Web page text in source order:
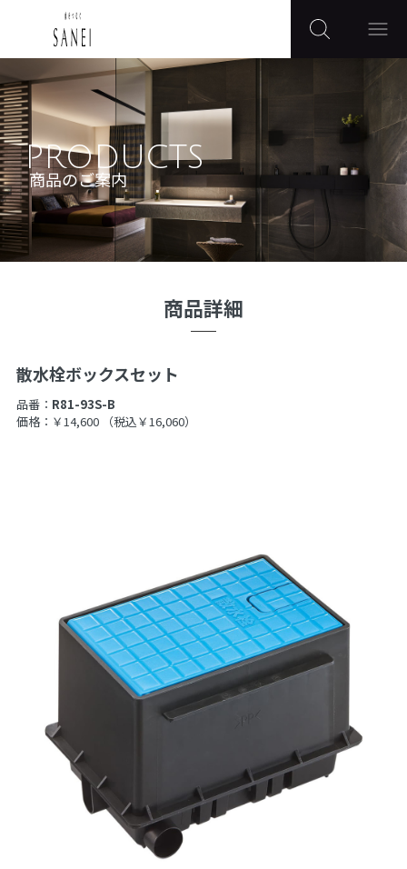
PRODUCTS
商品のご案内
商品詳細
散水栓ボックスセット
品番： R81-93S-B
価格：￥14,600
（税込￥16,060）